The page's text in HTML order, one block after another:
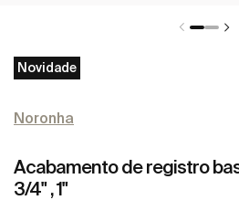
Novidade
Noronha
Acabamento de registro
3/4" , 1"